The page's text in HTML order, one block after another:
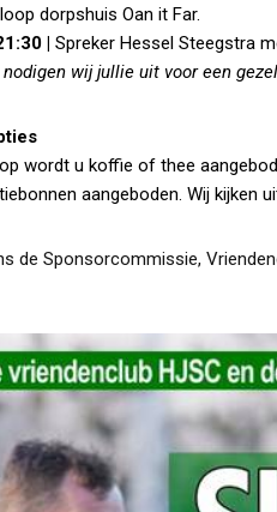
dorpshuis Oan it Far.
| Spreker Hessel Steegstra
wij jullie uit voor een
wordt u koffie of thee
aangeboden. Wij kijken
de Sponsorcommissie,